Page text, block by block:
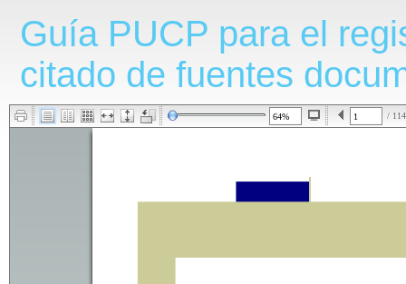
Guía PUCP para el
citado de fuentes
/ 114